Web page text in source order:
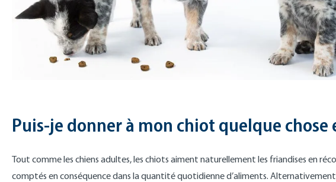
Puis-je donner à mon chiot quelque chose
Tout comme les chiens adultes, les chiots aiment naturellement les friandises en
comptés en conséquence dans la quantité quotidienne d’aliments.